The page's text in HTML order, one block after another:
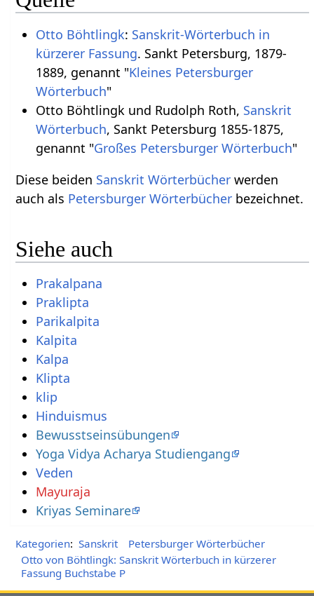
Otto Böhtlingk: Sanskrit-Wörterbuch in
kürzerer Fassung. Sankt Petersburg, 1879-
1889, genannt "Kleines Petersburger
Wörterbuch"
Otto Böhtlingk und Rudolph Roth, Sanskrit
Wörterbuch, Sankt Petersburg 1855-1875,
genannt "Großes Petersburger Wörterbuch"
Diese beiden Sanskrit Wörterbücher werden
auch als Petersburger Wörterbücher bezeichnet.
Siehe auch
Prakalpana
Praklipta
Parikalpita
Kalpita
Kalpa
Klipta
klip
Hinduismus
Bewusstseinsübungen
Yoga Vidya Acharya Studiengang
Mayuraja
Kriyas Seminare
Kategorien: Sanskrit
Petersburger Wörterbücher
Otto von Böhtlingk: Sanskrit Wörterbuch in kürzerer
Fassung Buchstabe P